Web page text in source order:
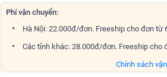
Phí vận chuyển:
Hà Nội: 22.000đ/đơn. Freeship cho đơn từ
Các tỉnh khác: 28.000đ/đơn. Freeship cho
Chính sách